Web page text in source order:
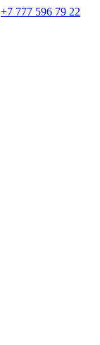
+7 777 596 79 22